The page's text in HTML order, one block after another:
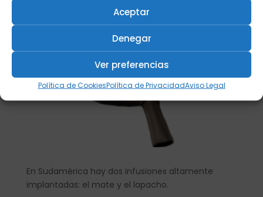
Aceptar
Denegar
Ver preferencias
Política de CookiesPolítica de PrivacidadAviso Legal
En Sudamérica hay dos infusiones altamente
implantadas: el mate y el lapacho.